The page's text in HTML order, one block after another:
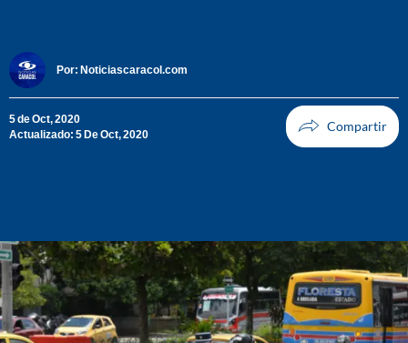
Por: Noticiascaracol.com
5 de Oct, 2020
Actualizado: 5 De Oct, 2020